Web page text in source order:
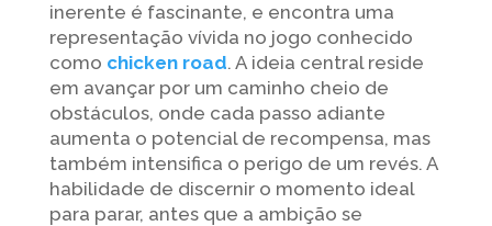
inerente é fascinante, e encontra uma
representação vívida no jogo conhecido
como chicken road. A ideia central reside
em avançar por um caminho cheio de
obstáculos, onde cada passo adiante
aumenta o potencial de recompensa, mas
também intensifica o perigo de um revés. A
habilidade de discernir o momento ideal
para parar, antes que a ambição se